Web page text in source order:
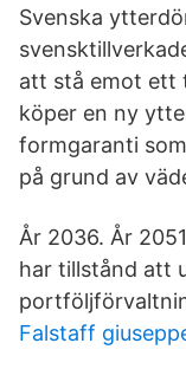
Svenska
att stå emot ett
köper en ny
formgaranti
på grund av
År 2036. År
har tillstånd att
Falstaff